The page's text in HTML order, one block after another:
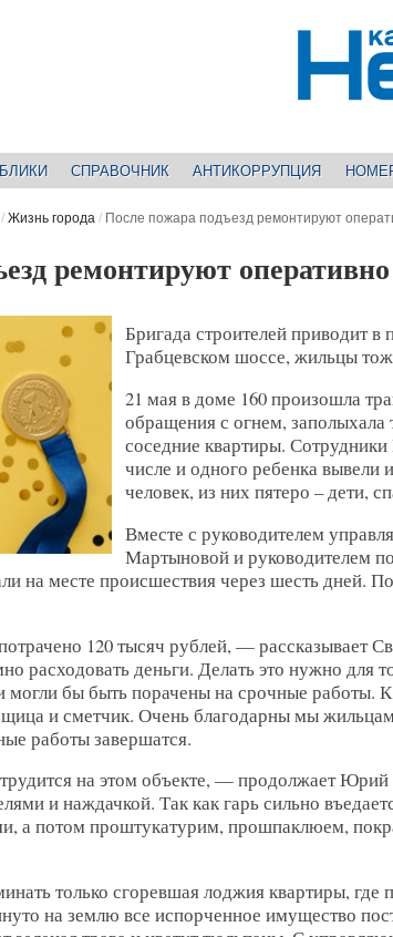
СПРАВОЧНИК АНТИКОРРУПЦИЯ
/ Жизнь города / После пожара подъезд ремонтируют
ремонтируют оперативно
Бригада строителей приводит в
Грабцевском шоссе, жильцы
21 мая в доме 160 произошла
обращения с огнем,
соседние квартиры.
числе и одного ребенка
человек, из них пятеро – дети,
Вместе с руководителем
Мартыновой и руководителем
на месте происшествия через шесть дней.
120 тысяч рублей, — рассказывает
расходовать деньги. Делать это нужно для
бы быть порачены на срочные работы.
и сметчик. Очень благодарны мы жильцам
работы завершатся.
на этом объекте, — продолжает Юрий
и наждачкой. Так как гарь сильно
а потом проштукатурим, прошпаклюем,
только сгоревшая лоджия квартиры, где
на землю все испорченное имущество